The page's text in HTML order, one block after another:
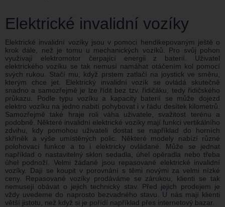
Elektrické invalidní vozíky
Elektrické invalidní vozíky jsou v pomoci hendikepovaným ještě o
krok dále, než je tomu u mechanických vozíků. Pro svůj pohon
využívají elektromotor čerpající energii z baterií. Uživatel
elektrického vozíku se tak nemusí namáhat otáčením kol pomocí
svých rukou. Stačí mu, když prstem zatlačí na joystick ve směru,
kterým chce jet. Elektrický invalidní vozík se ovládá skutečně
snadno a samozřejmě je lze řídit bez tzv. řidičáku, tedy řidičského
průkazu. Podle typu vozíku a kapacity baterií se může dojezd
elektro vozíku na jedno nabití pohybovat i v řádu desítek kilometrů.
Samozřejmě také hraje roli váha uživatele, svažitost terénu a
podobně. Některé invalidní elektrické vozíky mají funkci vertikálního
zdvihu, kdy pomohou uživateli dostat se například do horních
skříněk a výše umístěných polic. Některé modely nabízí různé
polohovací funkce a to i elektricky ovládané. Může se jednat
například o nastavitelný sklon sedadla, úhel opěradla nebo třeba
úhel podnoží. Velmi žádané jsou repasované elektrické invalidní
vozíky. Dají se koupit v porovnání s těmi novými za velmi nízké
ceny. Repasované vozíky prodáváme se zárukou, klienti se tak
nemusejí obávat o jejich technický stav. Před jejich prodejem je
vždy uvedeme do naprosto bezvadného stavu. U nás mají klienti
větší jistotu, než když si je pořídí například přes internetový bazar.